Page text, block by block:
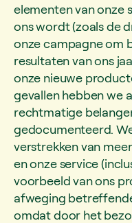
elementen van onze
ons wordt (zoals de
onze campagne om
resultaten van ons
onze nieuwe
gevallen hebben we
rechtmatige
gedocumenteerd.
verstrekken van
en onze service
voorbeeld van ons
afweging
omdat door het